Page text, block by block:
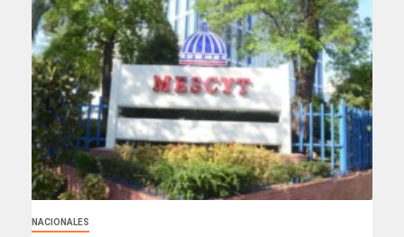
NACIONALES